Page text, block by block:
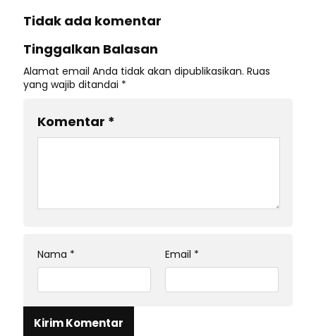
Tidak ada komentar
Tinggalkan Balasan
Alamat email Anda tidak akan dipublikasikan. Ruas
yang wajib ditandai *
Komentar *
Nama * Email *